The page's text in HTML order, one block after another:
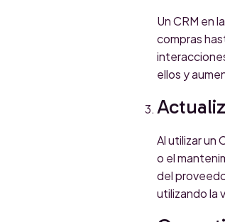
Un CRM en
compras
ellos y
Al utilizar un
o el
del
utilizando la